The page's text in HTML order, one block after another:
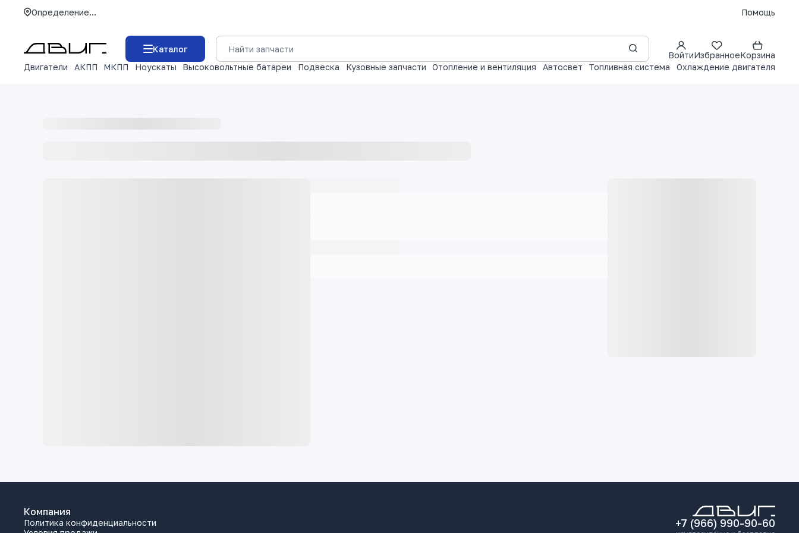
Определение... Помощь
Каталог
ВойтиИзбранноеКорзина
Двигатели
АКПП МКПП Ноускаты Высоковольтные батареи Подвеска Кузовные запчасти Отопление и вентиляция Автосвет Топливная система Охлаждение двигателя
Компания
Политика конфиденциальности
+7 (966) 990-90-60